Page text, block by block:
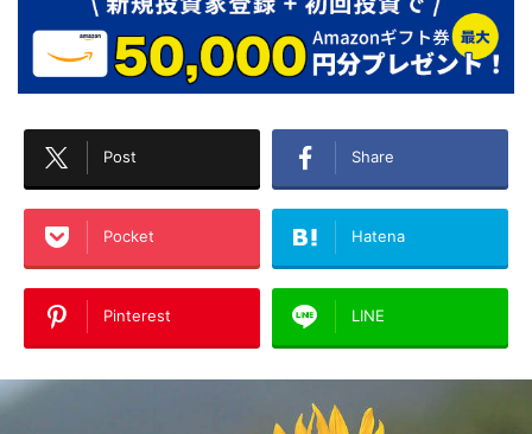
Post Share
Pocket Hatena
Pinterest LINE